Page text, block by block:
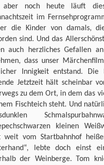
aber noch heute läuft
im
die Kinder von damals,
sind. Und das
auch herzliches Gefallen
dass unser
Innigkeit entstand.
Jetztzeit hält scheinbar
zu dem Ort, in dem das
Fischteich steht. Und
kleinen
weit vom Startbahnhof
lebte doch einst
der Weinberge. Tom